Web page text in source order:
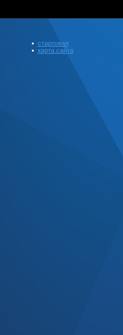
стартовая
карта сайта